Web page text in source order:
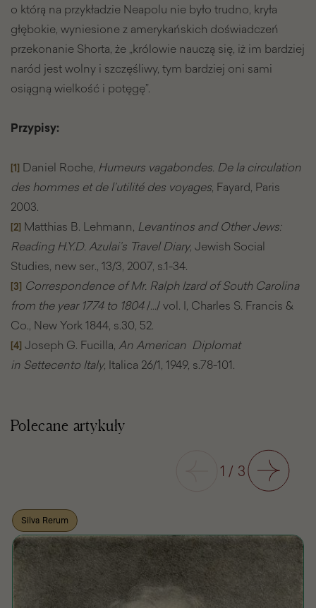
o którą na przykładzie Neapolu nie było trudno, kryła
głębokie, wyniesione z amerykańskich doświadczeń
przekonanie Shorta, że „królowie nauczą się, iż im bardziej
naród jest wolny i szczęśliwy, tym bardziej oni sami
osiągną wielkość i potęgę”.
Przypisy:
[1] Daniel Roche, Humeurs vagabondes. De la circulation
des hommes et de l’utilité des voyages, Fayard, Paris
2003.
[2] Matthias B. Lehmann, Levantinos and Other Jews:
Reading H.Y.D. Azulai’s Travel Diary, Jewish Social
Studies, new ser., 13/3, 2007, s.1-34.
[3] Correspondence of Mr. Ralph Izard of South Carolina
from the year 1774 to 1804/…/ vol. I, Charles S. Francis &
Co., New York 1844, s.30, 52.
[4] Joseph G. Fucilla, An American Diplomat
in Settecento Italy, Italica 26/1, 1949, s.78-101.
Polecane artykuły
1 / 3 Następny
Silva Rerum